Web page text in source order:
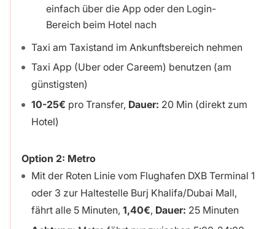
einfach über die App oder den Login-
Bereich beim Hotel nach
Taxi am Taxistand im Ankunftsbereich nehmen
Taxi App (Uber oder Careem) benutzen (am
günstigsten)
10-25€ pro Transfer, Dauer: 20 Min (direkt zum
Hotel)
Option 2: Metro
Mit der Roten Linie vom Flughafen DXB Terminal 1
oder 3 zur Haltestelle Burj Khalifa/Dubai Mall,
fährt alle 5 Minuten, 1,40€, Dauer: 25 Minuten